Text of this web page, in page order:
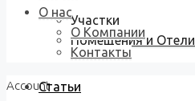
Участки
Помещения и Отели
Статьи
О нас
О Компании
Контакты
Account